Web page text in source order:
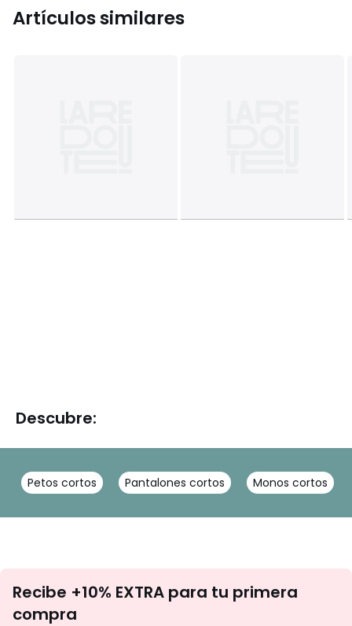
Artículos similares
Descubre:
Petos cortos Pantalones cortos Monos cortos
te
Recibe +10% EXTRA para tu primera
compra